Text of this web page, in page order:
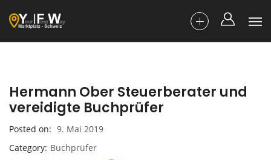
Hermann Ober Steuerberater und
vereidigte Buchprüfer
Posted on
9. Mai 2019
Category Buchprüfer